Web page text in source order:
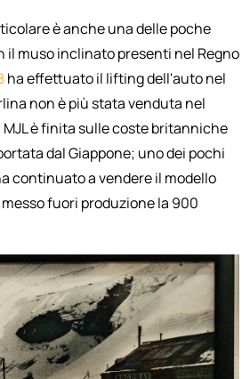
è anche una delle poche
il muso inclinato presenti nel Regno
ha effettuato il lifting dell'auto nel
non è più stata venduta nel
MJL è finita sulle coste britanniche
dal Giappone; uno dei pochi
continuato a vendere il modello
fuori produzione la 900